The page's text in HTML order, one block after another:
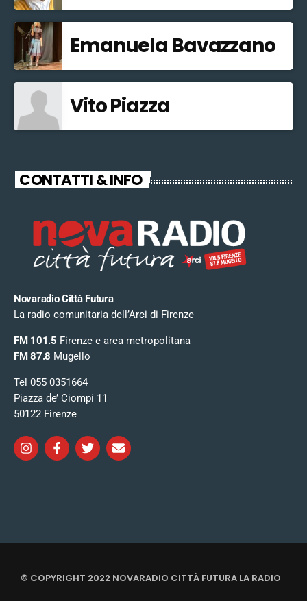
Emanuela Bavazzano
Vito Piazza
CONTATTI & INFO
Novaradio Città Futura
La radio comunitaria dell’Arci di Firenze
FM 101.5 Firenze e area metropolitana
FM 87.8 Mugello
Tel 055 0351664
Piazza de’ Ciompi 11
50122 Firenze
© COPYRIGHT 2022 NOVARADIO CITTÀ FUTURA LA RADIO